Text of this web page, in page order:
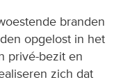
branden
opgelost in het
privé-bezit en
zich dat